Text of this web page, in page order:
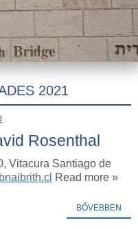
2021
Rosenthal
Vitacura Santiago de
Read more »
BŐVEBBEN